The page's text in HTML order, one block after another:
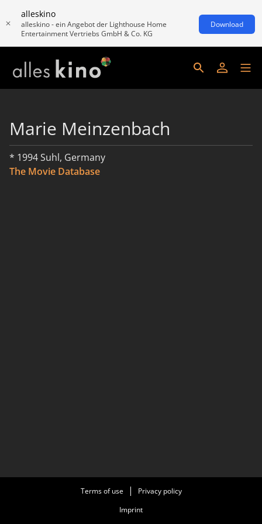
alleskino
alleskino - ein Angebot der Lighthouse Home
Entertainment Vertriebs GmbH & Co. KG
Download
Marie Meinzenbach
* 1994 Suhl, Germany
The Movie Database
Terms of use
Privacy policy
Imprint